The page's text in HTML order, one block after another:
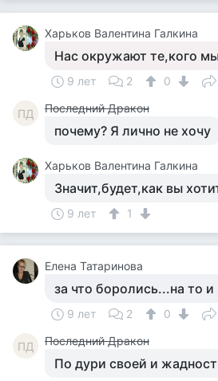
Харьков Валентина Галкина
Нас окружают те,кого
9 лет 2 0
ПД Последний Дракон
почему? Я лично не хочу
Харьков Валентина Галкина
Значит,будет,как вы
9 лет 1
Елена Татаринова
за что боролись...на то
9 лет 2 0
ПД Последний Дракон
По дури своей и